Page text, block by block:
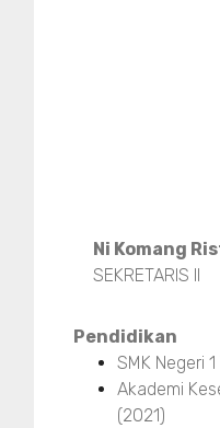
Ni Komang
SEKRETARIS II
Pendidikan
SMK Negeri
Akademi
(2021)